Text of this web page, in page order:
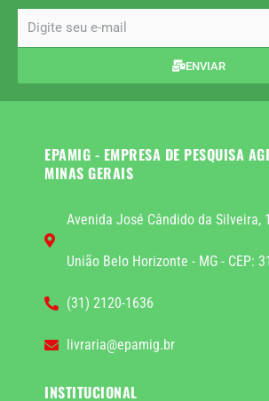
ENVIAR
EPAMIG - EMPRESA DE PESQUISA
MINAS GERAIS
Avenida José Cândido da Silveira,
União Belo Horizonte - MG - CEP:
(31) 2120-1636
livraria@epamig.br
INSTITUCIONAL